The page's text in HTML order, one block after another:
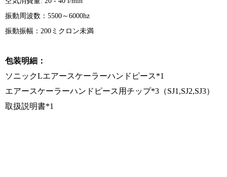
振動周波数：5500～6000hz
振動振幅：200ミクロン未満
包装明細：
ソニックLエアースケーラーハンドピース*1
エアースケーラーハンドピース用チップ*3（SJ1,SJ2,SJ3）
取扱説明書*1